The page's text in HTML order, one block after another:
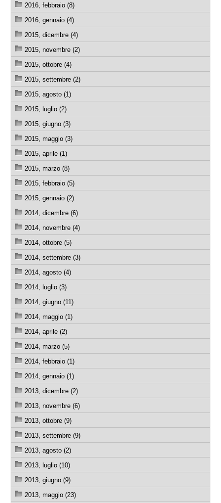
2016, febbraio (8)
2016, gennaio (4)
2015, dicembre (4)
2015, novembre (2)
2015, ottobre (4)
2015, settembre (2)
2015, agosto (1)
2015, luglio (2)
2015, giugno (3)
2015, maggio (3)
2015, aprile (1)
2015, marzo (8)
2015, febbraio (5)
2015, gennaio (2)
2014, dicembre (6)
2014, novembre (4)
2014, ottobre (5)
2014, settembre (3)
2014, agosto (4)
2014, luglio (3)
2014, giugno (11)
2014, maggio (1)
2014, aprile (2)
2014, marzo (5)
2014, febbraio (1)
2014, gennaio (1)
2013, dicembre (2)
2013, novembre (6)
2013, ottobre (9)
2013, settembre (9)
2013, agosto (2)
2013, luglio (10)
2013, giugno (9)
2013, maggio (23)